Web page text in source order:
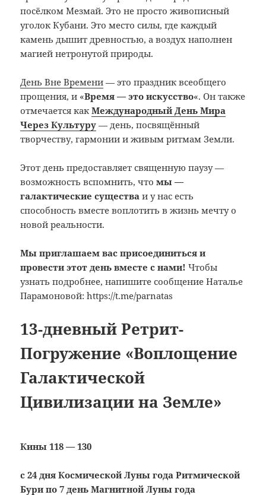
посёлком Мезмай. Это не просто живописный
уголок Кубани. Это место силы, где каждый
камень дышит древностью, а воздух наполнен
магией нетронутой природы.
День Вне Времени — это праздник всеобщего
прощения, и «Время — это искусство«. Он также
отмечается какМеждународный День Мира
Через Культуру — день, посвящённый
творчеству, гармонии и живым ритмам Земли.
Этот день предоставляет священную паузу —
возможность вспомнить, чтомы —
галактические существаи у нас есть
способность вместе воплотить в жизнь мечту о
новой реальности.
Мы приглашаем вас присоединиться и
провести этот день вместе с нами!Чтобы
узнать подробнее, напишите сообщение Наталье
Парамоновой: https://t.me/parnatas
13-дневный Ретрит-
Погружение «Воплощение
Галактической
Цивилизации на Земле»
Кины 118 — 130
с 24 дня Космической Луны года Ритмической
Бури по 7 день Магнитной Луны года